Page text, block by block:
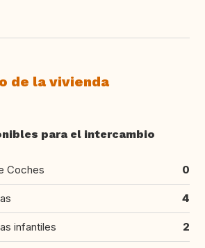
de la vivienda
para el intercambio
Coches 0
4
infantiles 2